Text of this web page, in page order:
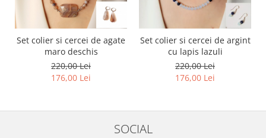
Set colier si cercei de agate
maro deschis
220,00 Lei
176,00 Lei
Set colier si cercei de argint
cu lapis lazuli
220,00 Lei
176,00 Lei
SOCIAL